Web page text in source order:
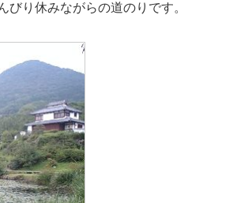
びり休みながらの道のりです。